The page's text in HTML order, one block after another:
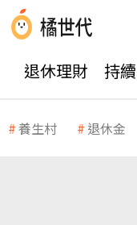
退休理財 持
養生村 退休金